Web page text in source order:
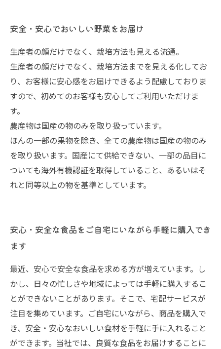
安全・安心でおいしい野菜をお届け
生産者の顔だけでなく、栽培方法も見える流通。
生産者の顔だけでなく、栽培方法までを見える化してお
り、お客様に安心感をお届けできるよう配慮しておりま
すので、初めてのお客様も安心してご利用いただけま
す。
農産物は国産の物のみを取り扱っています。
ほんの一部の果物を除き、全ての農産物は国産の物のみ
を取り扱います。国産にて供給できない、一部の品目に
ついても海外有機認証を取得していること、あるいはそ
れと同等以上の物を基準としています。
安心・安全な食品をご自宅にいながら手軽に購入でき
ます
最近、安心で安全な食品を求める方が増えています。し
かし、日々の忙しさや地域によっては手軽に購入するこ
とができないことがあります。そこで、宅配サービスが
注目を集めています。ご自宅にいながら、商品を購入で
き、安全・安心なおいしい食材を手軽に手に入れること
ができます。当社では、良質な食品をお届けすることに